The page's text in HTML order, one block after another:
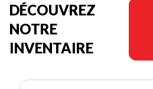
DÉCOUVREZ
NOTRE
INVENTAIRE